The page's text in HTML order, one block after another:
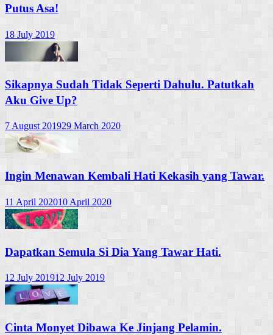
Putus Asa!
18 July 2019
Sikapnya Sudah Tidak Seperti Dahulu. Patutkah
Aku Give Up?
7 August 201929 March 2020
Ingin Menawan Kembali Hati Kekasih yang Tawar.
11 April 202010 April 2020
Dapatkan Semula Si Dia Yang Tawar Hati.
12 July 201912 July 2019
Cinta Monyet Dibawa Ke Jinjang Pelamin.